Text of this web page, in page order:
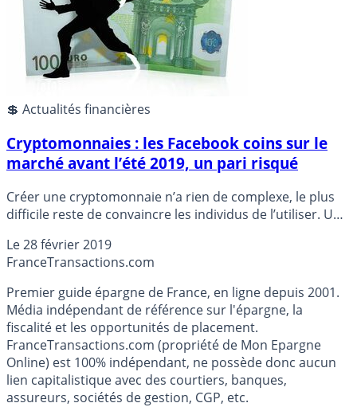
💲 Actualités financières
Cryptomonnaies : les Facebook coins sur le
marché avant l’été 2019, un pari risqué
Créer une cryptomonnaie n’a rien de complexe, le plus
difficile reste de convaincre les individus de l’utiliser. Une
cryptomonnaies sont légion, près du tiers d’entre elles
sont déjà mortes. Mais avec plus de 2,7 milliards
d’utilisateurs revendiqués, la cryptomonnaie de
Facebook a de bonnes chances de réussir son
lancement, sauf en cas de piratage, évidemment.
Le28 février 2019
FranceTransactions.com
Premier guide épargne de France, en ligne depuis 2001.
Média indépendant de référence sur l'épargne, la
fiscalité et les opportunités de placement.
FranceTransactions.com (propriété de Mon Epargne
Online) est 100% indépendant, ne possède donc aucun
lien capitalistique avec des courtiers, banques,
assureurs, sociétés de gestion, CGP, etc.